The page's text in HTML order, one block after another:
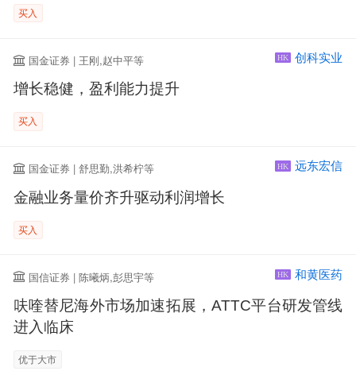
买入
国金证券 | 王刚,赵中平等 HK 创科实业
增长稳健，盈利能力提升
买入
国金证券 | 舒思勤,洪希柠等 HK 远东宏信
金融业务量价齐升驱动利润增长
买入
国信证券 | 陈曦炳,彭思宇等 HK 和黄医药
呋喹替尼海外市场加速拓展，ATTC平台研发管线
进入临床
优于大市